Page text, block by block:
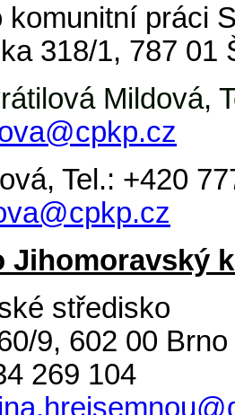
komunitní práci
318/1, 787 01
Mildová,
Tel.: +420
Jihomoravský
středisko
9, 602 00 Brno
269 104